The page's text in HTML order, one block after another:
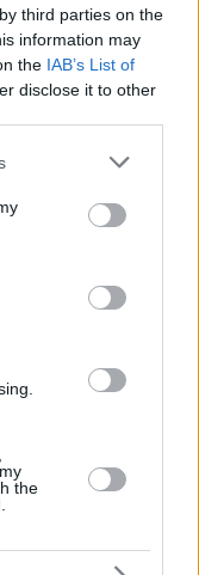
third parties on the
information may
the IAB’s List of
disclose it to other
or more Google
You may click to
party tags to
in below Google
the